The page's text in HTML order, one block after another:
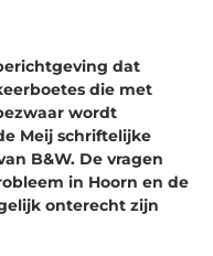
dat
die met
wordt
Meij schriftelijke
B&W. De vragen
in Hoorn en de
onterecht zijn